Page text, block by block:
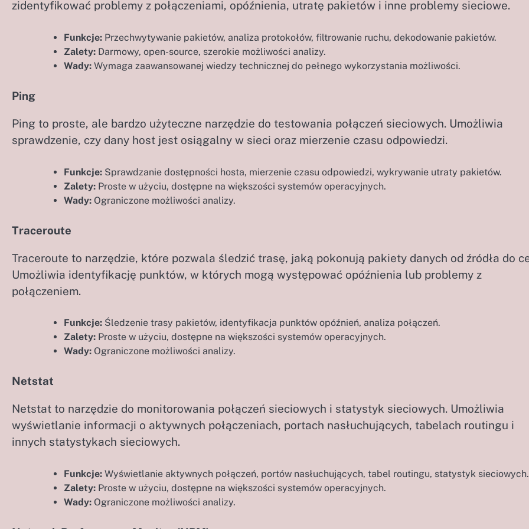
zidentyfikować problemy z połączeniami, opóźnienia, utratę pakietów i inne problemy sieciowe.
Funkcje: Przechwytywanie pakietów, analiza protokołów, filtrowanie ruchu, dekodowanie pakietów.
Zalety: Darmowy, open-source, szerokie możliwości analizy.
Wady: Wymaga zaawansowanej wiedzy technicznej do pełnego wykorzystania możliwości.
Ping
Ping to proste, ale bardzo użyteczne narzędzie do testowania połączeń sieciowych. Umożliwia
sprawdzenie, czy dany host jest osiągalny w sieci oraz mierzenie czasu odpowiedzi.
Funkcje: Sprawdzanie dostępności hosta, mierzenie czasu odpowiedzi, wykrywanie utraty pakietów.
Zalety: Proste w użyciu, dostępne na większości systemów operacyjnych.
Wady: Ograniczone możliwości analizy.
Traceroute
Traceroute to narzędzie, które pozwala śledzić trasę, jaką pokonują pakiety danych od źródła do
Umożliwia identyfikację punktów, w których mogą występować opóźnienia lub problemy z
połączeniem.
Funkcje: Śledzenie trasy pakietów, identyfikacja punktów opóźnień, analiza połączeń.
Zalety: Proste w użyciu, dostępne na większości systemów operacyjnych.
Wady: Ograniczone możliwości analizy.
Netstat
Netstat to narzędzie do monitorowania połączeń sieciowych i statystyk sieciowych. Umożliwia
wyświetlanie informacji o aktywnych połączeniach, portach nasłuchujących, tabelach routingu i
innych statystykach sieciowych.
Funkcje: Wyświetlanie aktywnych połączeń, portów nasłuchujących, tabel routingu, statystyk sieciowych.
Zalety: Proste w użyciu, dostępne na większości systemów operacyjnych.
Wady: Ograniczone możliwości analizy.